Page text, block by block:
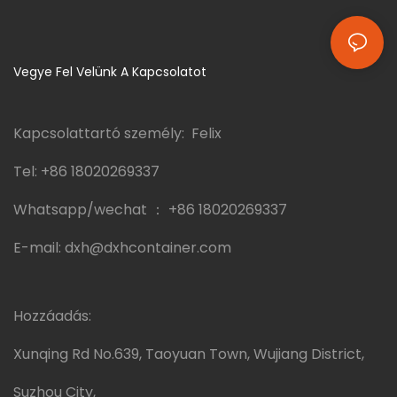
Vegye Fel Velünk A Kapcsolatot
Kapcsolattartó személy: Felix
Tel: +86 18020269337
Whatsapp/wechat ： +86 18020269337
E-mail: dxh@dxhcontainer.com
Hozzáadás:
Xunqing Rd No.639, Taoyuan Town, Wujiang District,
Suzhou City,